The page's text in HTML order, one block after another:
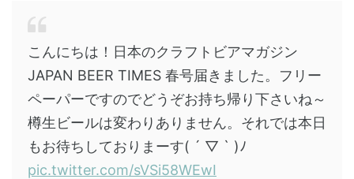
こんにちは！日本のクラフトビアマガジン
JAPAN BEER TIMES 春号届きました。フリー
ペーパーですのでどうぞお持ち帰り下さいね～
樽生ビールは変わりありません。それでは本日
もお待ちしておりまーす( ´ ▽ ` )ﾉ
pic.twitter.com/sVSi58WEwI